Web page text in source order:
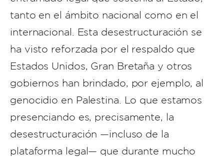
tanto en el ámbito nacional como en el
internacional. Esta desestructuración se
ha visto reforzada por el respaldo que
Estados Unidos, Gran Bretaña y otros
gobiernos han brindado, por ejemplo, al
genocidio en Palestina. Lo que estamos
presenciando es, precisamente, la
desestructuración —incluso de la
plataforma legal— que durante mucho